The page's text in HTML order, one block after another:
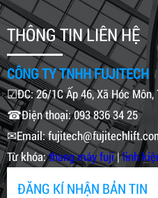
THÔNG TIN LIÊN HỆ
CÔNG TY TNHH FUJITECH
☑ĐC: 26/1C Ấp 46, Xã Hóc Môn,
☎Điện thoại: 093 836 34 25
✉Email:
Từ khóa:thang máy fuji|linh
ĐĂNG KÍ NHẬN BẢN TIN